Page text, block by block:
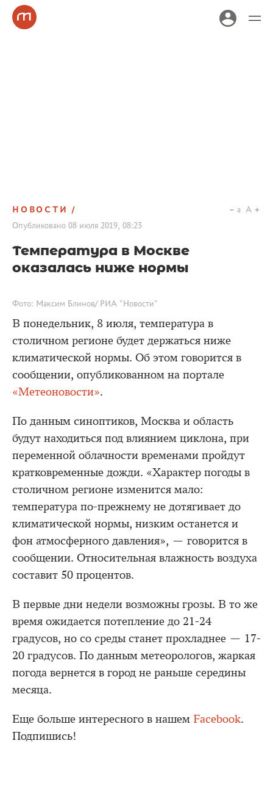
НОВОСТИ
Опубликовано 08 июля 2019, 08:23
a A
Температура в Москве
оказалась ниже нормы
Фото: Максим Блинов/ РИА "Новости"
В понедельник, 8 июля, температура в
столичном регионе будет держаться ниже
климатической нормы. Об этом говорится в
сообщении, опубликованном на портале
«Метеоновости».
По данным синоптиков, Москва и область
будут находиться под влиянием циклона, при
переменной облачности временами пройдут
кратковременные дожди. «Характер погоды в
столичном регионе изменится мало:
температура по-прежнему не дотягивает до
климатической нормы, низким останется и
фон атмосферного давления», — говорится в
сообщении. Относительная влажность воздуха
составит 50 процентов.
В первые дни недели возможны грозы. В то же
время ожидается потепление до 21-24
градусов, но со среды станет прохладнее — 17-
20 градусов. По данным метеорологов, жаркая
погода вернется в город не раньше середины
месяца.
Еще больше интересного в нашем Facebook.
Подпишись!